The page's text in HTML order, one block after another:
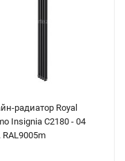
радиатор Royal
Insignia C2180 - 04
RAL9005m